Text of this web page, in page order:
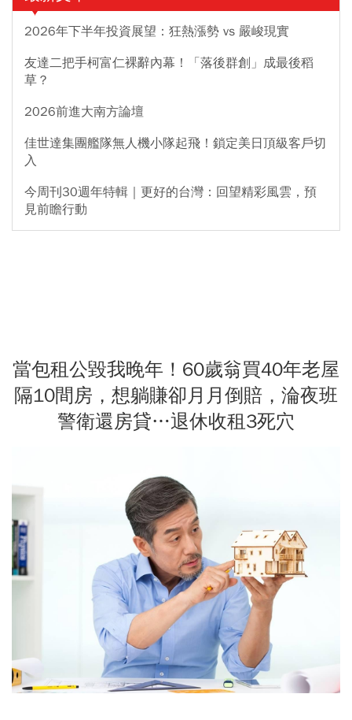
2026年下半年投資展望：狂熱漲勢 vs 嚴峻現實
友達二把手柯富仁裸辭內幕！「落後群創」成最後稻
草？
2026前進大南方論壇
佳世達集團艦隊無人機小隊起飛！鎖定美日頂級客戶切
入
今周刊30週年特輯｜更好的台灣：回望精彩風雲，預
見前瞻行動
當包租公毀我晚年！60歲翁買40年老屋
隔10間房，想躺賺卻月月倒賠，淪夜班
警衛還房貸…退休收租3死穴